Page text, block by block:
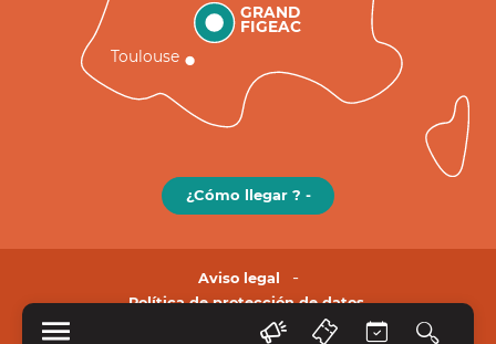
GRAND
FIGEAC
Toulouse
¿Cómo llegar ? -
Aviso legal
Política de protección de datos.